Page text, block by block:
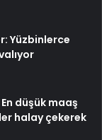
Yüzbinlerce
düşük maaş
halay çekerek